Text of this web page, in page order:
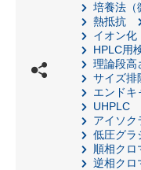
培養法（
熱抵抗
イオン化
HPLC用
理論段高
サイズ排
エンドキ
UHPLC
アイソク
低圧グラ
順相クロ
逆相クロ